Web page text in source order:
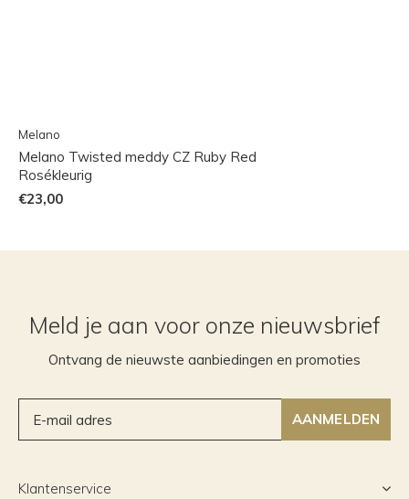
Melano
Melano Twisted meddy CZ Ruby Red
Rosékleurig
€23,00
Meld je aan voor onze nieuwsbrief
Ontvang de nieuwste aanbiedingen en promoties
AANMELDEN
Klantenservice